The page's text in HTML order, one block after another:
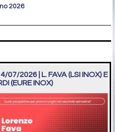
2026
07/2026 | L. FAVA (LSI INOX) E
(EURE INOX)